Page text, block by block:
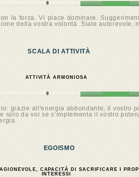
0
la forza. Vi piace dominare.
della vostra volontà. Siate autorevole,
SCALA DI ATTIVITÀ
ATTIVITÀ ARMONIOSA
0
grazie all'energia abbondante, il vostro
da voi se s’implementa il vostro
EGOISMO
CAPACITÀ DI SACRIFICARE I
INTERESSI